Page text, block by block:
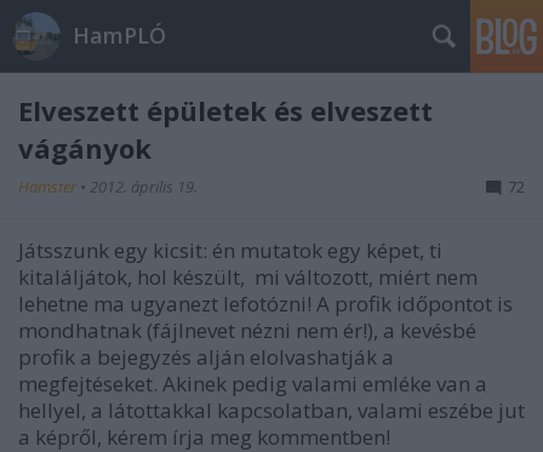
HamPLÓ
Elveszett épületek és elveszett
vágányok
Hamster • 2012. április 19. 72
Játsszunk egy kicsit: én mutatok egy képet, ti
kitaláljátok, hol készült, mi változott, miért nem
lehetne ma ugyanezt lefotózni! A profik időpontot is
mondhatnak (fájlnevet nézni nem ér!), a kevésbé
profik a bejegyzés alján elolvashatják a
megfejtéseket. Akinek pedig valami emléke van a
hellyel, a látottakkal kapcsolatban, valami eszébe jut
a képről, kérem írja meg kommentben!